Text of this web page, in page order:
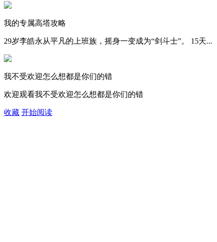
我的专属高塔攻略
29岁李皓永从平凡的上班族，摇身一变成为“剑斗士”。 15天...
我不受欢迎怎么想都是你们的错
欢迎观看我不受欢迎怎么想都是你们的错
收藏 开始阅读